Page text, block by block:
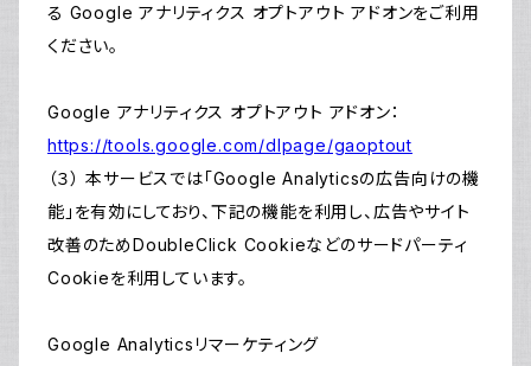
る Google アナリティクス オプトアウト アドオンをご利用
ください。
Google アナリティクス オプトアウト アドオン：
https://tools.google.com/dlpage/gaoptout
（３） 本サービスでは「Google Analyticsの広告向けの機
能」を有効にしており、下記の機能を利用し、広告やサイト
改善のためDoubleClick Cookieなどのサードパーティ
Cookieを利用しています。
Google Analyticsリマーケティング